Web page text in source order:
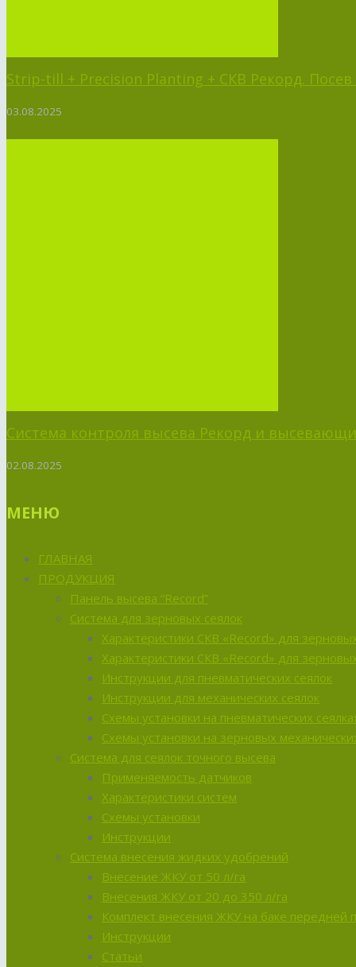
Strip-till + Precision Planting + СКВ Рекорд.
03.08.2025
Система контроля высева Рекорд и
02.08.2025
МЕНЮ
ГЛАВНАЯ
ПРОДУКЦИЯ
Панель высева “Record”
Система для зерновых сеялок
Характеристики СКВ «Record» для
Характеристики СКВ «Record» для
Инструкции для пневматических сеялок
Инструкции для механических сеялок
Схемы установки на пневматических
Схемы установки на зерновых
Система для сеялок точного высева
Применяемость датчиков
Характеристики систем
Схемы установки
Инструкции
Система внесения жидких удобрений
Внесение ЖКУ от 50 л/га
Внесения ЖКУ от 20 до 350 л/га
Комплект внесения ЖКУ на баке передней
Инструкции
Статьи